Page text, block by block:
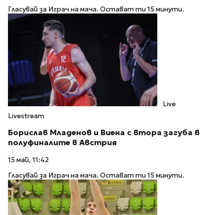
Гласувай за Играч на мача. Остават ти 15 минути.
Live
Livestream
Борислав Младенов и Виена с втора загуба в
полуфиналите в Австрия
15 май, 11:42
Гласувай за Играч на мача. Остават ти 15 минути.